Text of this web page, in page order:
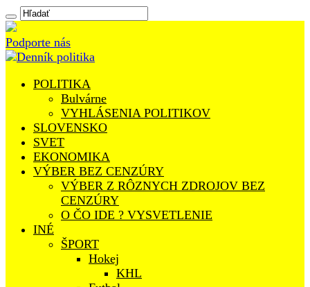
Podporte nás
POLITIKA
Bulvárne
VYHLÁSENIA POLITIKOV
SLOVENSKO
SVET
EKONOMIKA
VÝBER BEZ CENZÚRY
VÝBER Z RÔZNYCH ZDROJOV BEZ
CENZÚRY
O ČO IDE ? VYSVETLENIE
INÉ
ŠPORT
Hokej
KHL